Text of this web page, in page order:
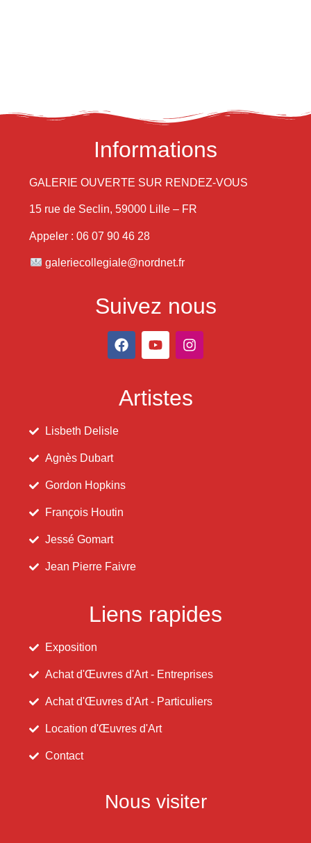
Informations
GALERIE OUVERTE SUR RENDEZ-VOUS
15 rue de Seclin, 59000 Lille – FR
Appeler : 06 07 90 46 28
galeriecollegiale@nordnet.fr
Suivez nous
Artistes
Lisbeth Delisle
Agnès Dubart
Gordon Hopkins
François Houtin
Jessé Gomart
Jean Pierre Faivre
Liens rapides
Exposition
Achat d'Œuvres d'Art - Entreprises
Achat d'Œuvres d'Art - Particuliers
Location d'Œuvres d'Art
Contact
Nous visiter